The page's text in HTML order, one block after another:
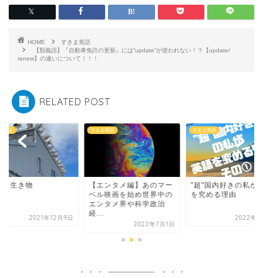
HOME
すきま英語
【類義語】『自動車免許の更新』には”update”が使われない！？【update/
renew】の違いについて！！！
RELATED POST
英語
は生き物
2021年12月9日
すきま英語
【エンタメ編】あのマー
ベル映画を始め世界中の
エンタメ界や科学政治
経...
2022年7月1日
すきま英語
"超"国内好きの私が
を究める理由
2022年5